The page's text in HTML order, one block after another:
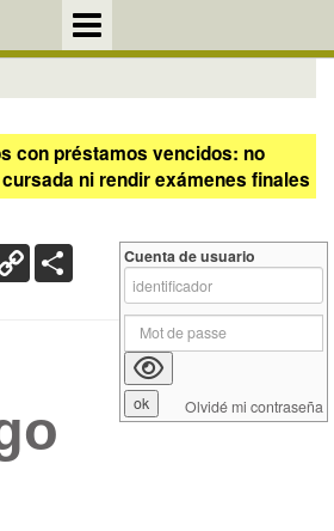
con préstamos vencidos: no
ni rendir exámenes finales
Copy
Link
Cuenta de usuario
Olvidé mi contraseña